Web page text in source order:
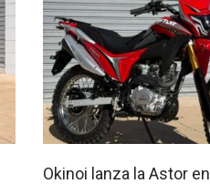
Okinoi lanza la Astor en